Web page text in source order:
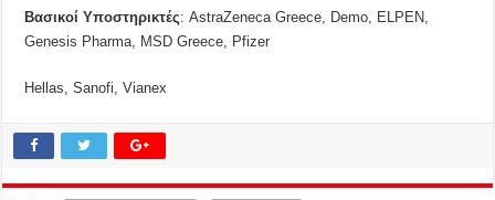
Βασικοί Υποστηρικτές: AstraZeneca Greece, Demo, ELPEN,
Genesis Pharma, MSD Greece, Pfizer
Hellas, Sanofi, Vianex